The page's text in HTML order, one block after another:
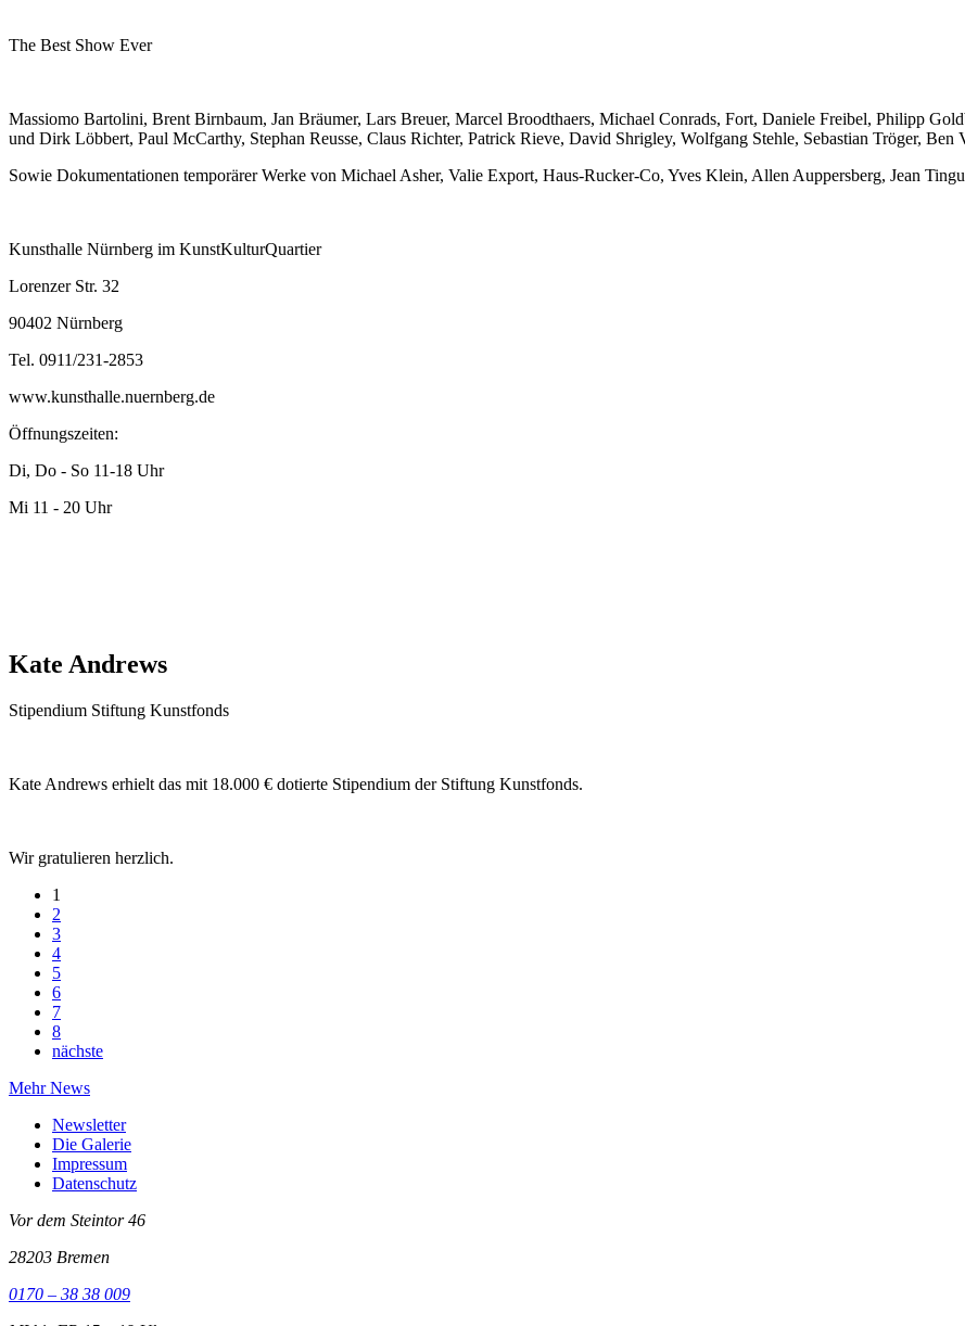
The Best Show Ever
Massiomo Bartolini, Brent Birnbaum, Jan Bräumer, Lars Breuer, Marcel Broodthaers, Michael Conrads, Fort, Daniele Freibel, Philipp
und Dirk Löbbert, Paul McCarthy, Stephan Reusse, Claus Richter, Patrick Rieve, David Shrigley, Wolfgang Stehle, Sebastian Tröger, Ben
Sowie Dokumentationen temporärer Werke von Michael Asher, Valie Export, Haus-Rucker-Co, Yves Klein, Allen Auppersberg, Jean
Kunsthalle Nürnberg im KunstKulturQuartier
Lorenzer Str. 32
90402 Nürnberg
Tel. 0911/231-2853
www.kunsthalle.nuernberg.de
Öffnungszeiten:
Di, Do - So 11-18 Uhr
Mi 11 - 20 Uhr
Kate Andrews
Stipendium Stiftung Kunstfonds
Kate Andrews erhielt das mit 18.000 € dotierte Stipendium der Stiftung Kunstfonds.
Wir gratulieren herzlich.
1
2
3
4
5
6
7
8
nächste
Mehr News
Newsletter
Die Galerie
Impressum
Datenschutz
Vor dem Steintor 46
28203 Bremen
0170 – 38 38 009